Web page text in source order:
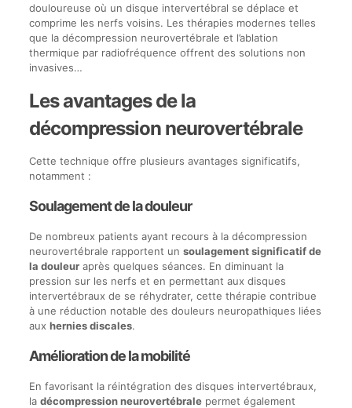
douloureuse où un disque intervertébral se déplace et
comprime les nerfs voisins. Les thérapies modernes telles
que la décompression neurovertébrale et l’ablation
thermique par radiofréquence offrent des solutions non
invasives…
Les avantages de la
décompression neurovertébrale
Cette technique offre plusieurs avantages significatifs,
notamment :
Soulagement de la douleur
De nombreux patients ayant recours à la décompression
neurovertébrale rapportent un soulagement significatif de
la douleuraprès quelques séances. En diminuant la
pression sur les nerfs et en permettant aux disques
intervertébraux de se réhydrater, cette thérapie contribue
à une réduction notable des douleurs neuropathiques liées
aux hernies discales.
Amélioration de la mobilité
En favorisant la réintégration des disques intervertébraux,
la décompression neurovertébralepermet également